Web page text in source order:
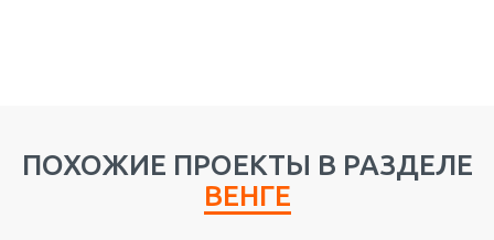
ПОХОЖИЕ ПРОЕКТЫ В РАЗДЕЛЕ
ВЕНГЕ